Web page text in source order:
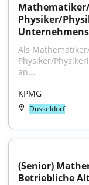
Physiker/
Als
Physiker/
an...
KPMG
Düsseldorf
(Senior)
Betriebliche